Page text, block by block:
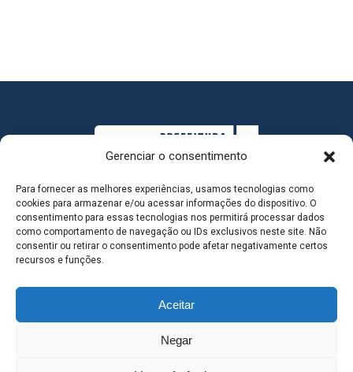
Gerenciar o consentimento
Para fornecer as melhores experiências, usamos tecnologias como
cookies para armazenar e/ou acessar informações do dispositivo. O
consentimento para essas tecnologias nos permitirá processar dados
como comportamento de navegação ou IDs exclusivos neste site. Não
consentir ou retirar o consentimento pode afetar negativamente certos
recursos e funções.
Aceitar
Negar
MAPA DO SITE
SEDE DO ADMINISTRATIVO MUNICIPAL - Avenida